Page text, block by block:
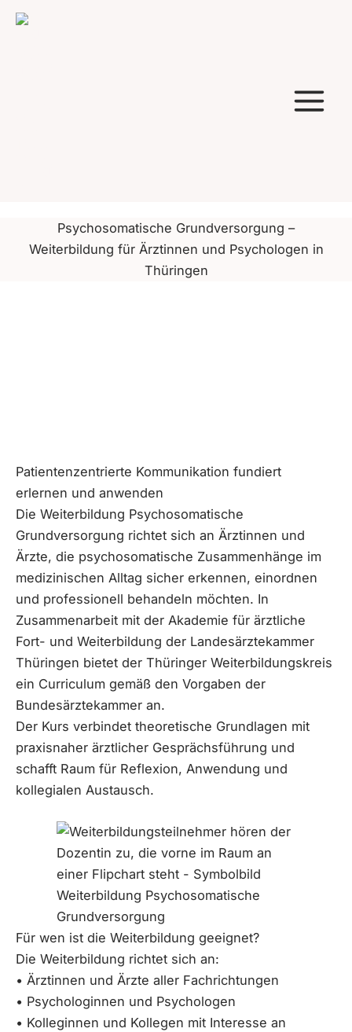
Zum
Psychosomatische Grundversorgung –
Weiterbildung für Ärztinnen und Psychologen in
Thüringen
Patientenzentrierte Kommunikation fundiert
erlernen und anwenden
Die Weiterbildung Psychosomatische
Grundversorgung richtet sich an Ärztinnen und
Ärzte, die psychosomatische Zusammenhänge im
medizinischen Alltag sicher erkennen, einordnen
und professionell behandeln möchten. In
Zusammenarbeit mit der Akademie für ärztliche
Fort- und Weiterbildung der Landesärztekammer
Thüringen bietet der Thüringer Weiterbildungskreis
ein Curriculum gemäß den Vorgaben der
Bundesärztekammer an.
Der Kurs verbindet theoretische Grundlagen mit
praxisnaher ärztlicher Gesprächsführung und
schafft Raum für Reflexion, Anwendung und
kollegialen Austausch.
Für wen ist die Weiterbildung geeignet?
Die Weiterbildung richtet sich an:
• Ärztinnen und Ärzte aller Fachrichtungen
• Psychologinnen und Psychologen
• Kolleginnen und Kollegen mit Interesse an